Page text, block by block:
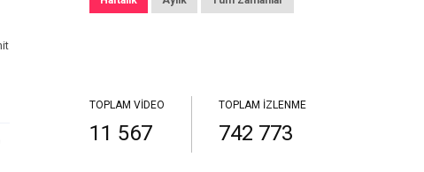
TOPLAM VIDEO
11 567
TOPLAM İZLENME
742 773